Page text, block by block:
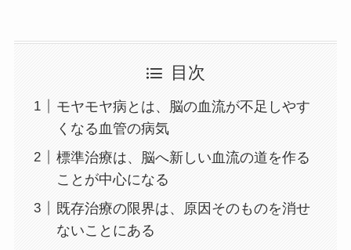
目次
モヤモヤ病とは、脳の血流が不足しやす
くなる血管の病気
標準治療は、脳へ新しい血流の道を作る
ことが中心になる
既存治療の限界は、原因そのものを消せ
ないことにある